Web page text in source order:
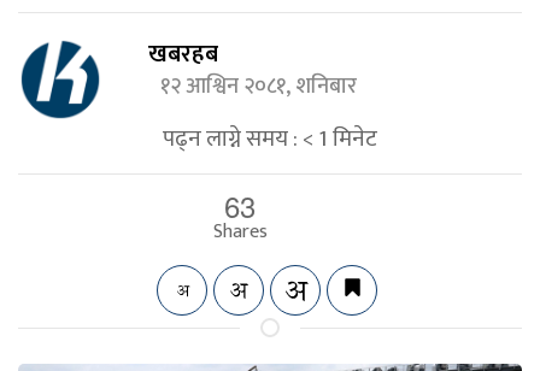
खबरहब
१२ आश्विन २०८१, शनिबार
पढ्न लाग्ने समय :< 1मिनेट
63
Shares